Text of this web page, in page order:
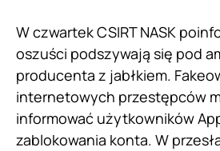
W czwartek CSIRT NASK
oszuści podszywają się pod
producenta z jabłkiem.
internetowych przestępców
informować użytkowników
zablokowania konta. W